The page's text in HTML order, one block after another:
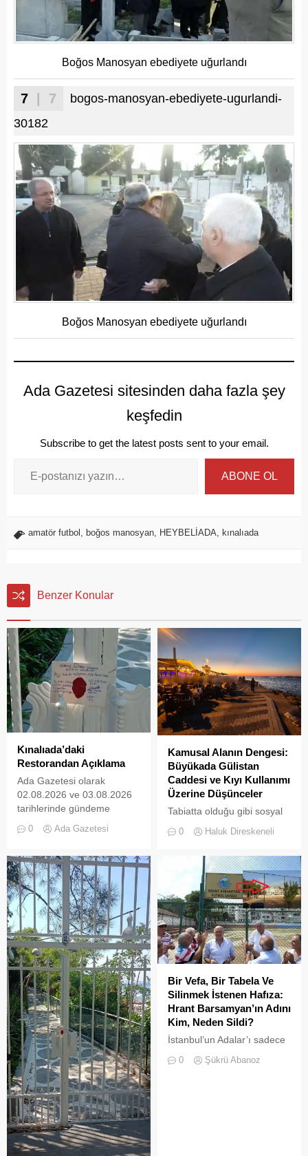
Boğos Manosyan ebediyete uğurlandı
7 | 7
bogos-manosyan-ebediyete-ugurlandi-
30182
Boğos Manosyan ebediyete uğurlandı
Ada Gazetesi sitesinden daha fazla şey
keşfedin
Subscribe to get the latest posts sent to your email.
ABONE OL
amatör futbol boğos manosyan HEYBELİADA kınalıada
Benzer Konular
Kınalıada’daki
Restorandan Açıklama
Ada Gazetesi olarak
02.08.2026 ve 03.08.2026
tarihlerinde gündeme
Ruhsatsız Alkol Satan
Mühürlendi” ve “Kınalıada
Mührü Kırılan Restoran
İkinci Kez
Mühürlendi” başlıklı
haberlerimizin ardından,
ilgili işletme (Armise
Restoran) tarafından
tarafımıza bir açıklama
gönderilmiştir. Ada Gazetesi
olarak şeffaf habercilik
anlayışımız, tarafsızlık
ilkemiz ve en önemlisi basın
meslek etiğinin gereği olan
“cevap hakkına”
duyduğumuz...
0 Ada Gazetesi
Kamusal Alanın Dengesi:
Büyükada Gülistan
Caddesi ve Kıyı Kullanımı
Üzerine Düşünceler
Tabiatta olduğu gibi sosyal
hayatta da boşluklar uzun
süre karşılıksız kalmaz;
süre sonra yeni biçimlerle
doldurulmaya adaydır.
0 Haluk Direskeneli
Bir Vefa, Bir Tabela Ve
Silinmek İstenen Hafıza:
Hrant Barsamyan’ın Adını
Kim, Neden Sildi?
İstanbul’un Adalar’ı sadece
yazlıkçıların nefes aldığı
0 Şükrü Abanoz